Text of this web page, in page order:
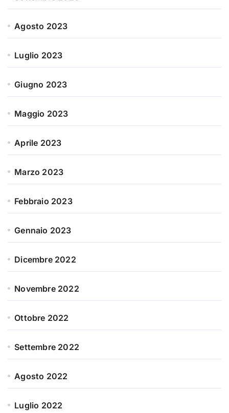
Agosto 2023
Luglio 2023
Giugno 2023
Maggio 2023
Aprile 2023
Marzo 2023
Febbraio 2023
Gennaio 2023
Dicembre 2022
Novembre 2022
Ottobre 2022
Settembre 2022
Agosto 2022
Luglio 2022